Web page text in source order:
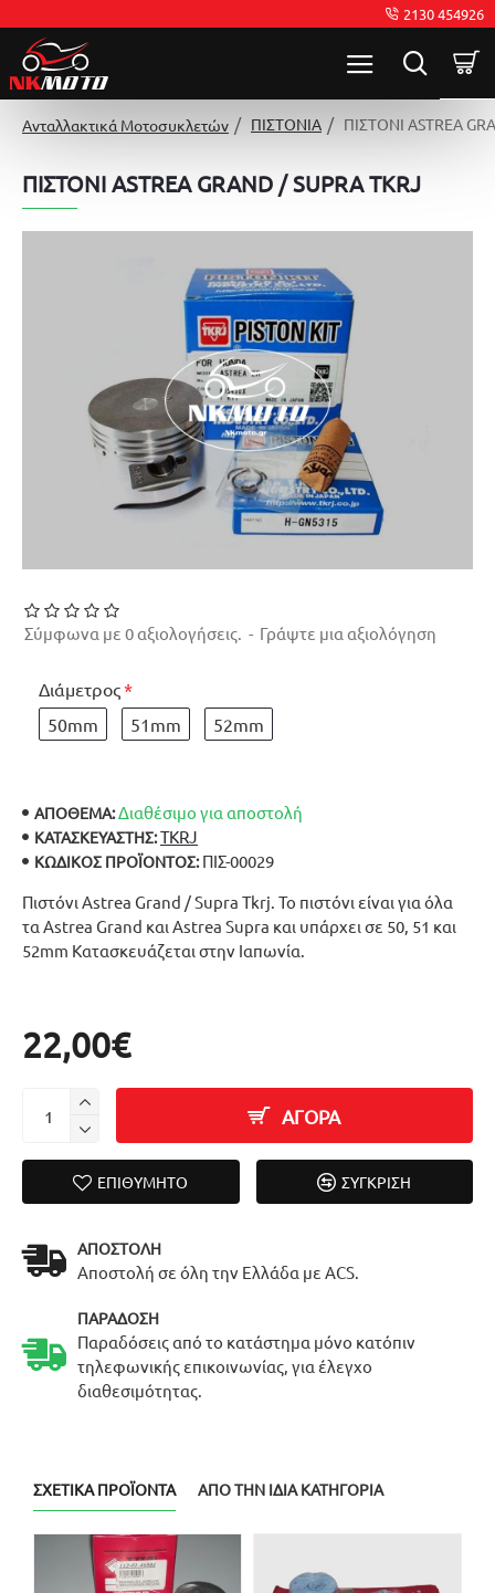
2130 454926
Ανταλλακτικά Μοτοσυκλετών ΠΙΣΤΟΝΙΑ ΠΙΣΤΟΝΙ ASTREA
ΠΙΣΤΟΝΙ ASTREA GRAND / SUPRA TKRJ
Πιστόνι Astrea Grand / Supra Tkrj. Το πιστόνι είναι για όλα
τα Astrea Grand και Astrea Supra και υπάρχει σε 50, 51 και
52mm Κατασκευάζεται στην Ιαπωνία.
ΑΠΟΘΕΜΑ:Διαθέσιμο για αποστολή
ΚΑΤΑΣΚΕΥΑΣΤΉΣ:TKRJ
ΚΩΔΙΚΌΣ ΠΡΟΪΌΝΤΟΣ: ΠΙΣ-00029
Σύμφωνα με 0 αξιολογήσεις. - Γράψτε μια αξιολόγηση
22,00€
Διάμετρος
50mm
51mm 52mm
ΑΓΟΡΑ
ΕΠΙΘΥΜΗΤΌ ΣΎΓΚΡΙΣΗ
ΑΠΟΣΤΟΛΉ
Αποστολή σε όλη την Ελλάδα με ACS.
ΠΑΡΆΔΟΣΗ
Παραδόσεις από το κατάστημα μόνο κατόπιν
τηλεφωνικής επικοινωνίας, για έλεγχο
διαθεσιμότητας.
ΣΧΕΤΙΚΆ ΠΡΟΪΌΝΤΑ ΑΠΌ ΤΗΝ ΊΔΙΑ ΚΑΤΗΓΟΡΊΑ